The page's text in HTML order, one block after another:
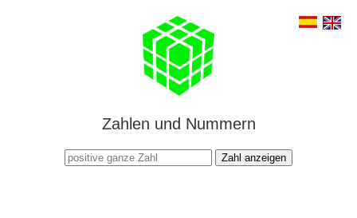
Zahlen und Nummern
Zahl anzeigen